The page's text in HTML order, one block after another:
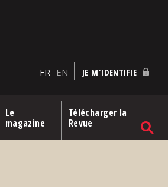
FR EN JE M'IDENTIFIE
Le
magazine
Télécharger la
Revue